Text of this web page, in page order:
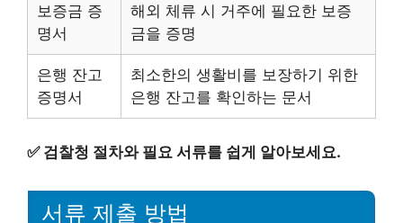
보증금 증
명서
해외 체류 시 거주에 필요한 보증
금을 증명
은행 잔고
증명서
최소한의 생활비를 보장하기 위한
은행 잔고를 확인하는 문서
✅ 검찰청 절차와 필요 서류를 쉽게 알아보세요.
서류 제출 방법